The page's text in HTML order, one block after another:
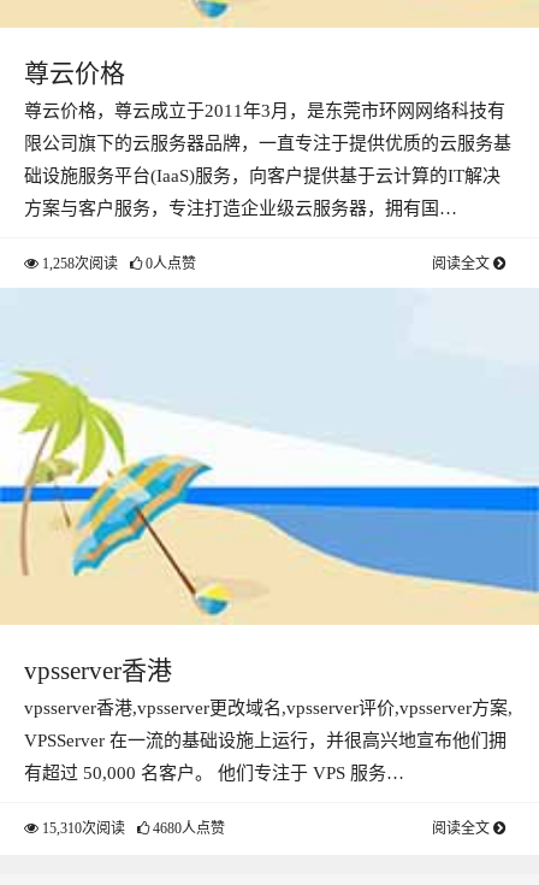
尊云价格
尊云价格，尊云成立于2011年3月，是东莞市环网网络科技有
限公司旗下的云服务器品牌，一直专注于提供优质的云服务基
础设施服务平台(IaaS)服务，向客户提供基于云计算的IT解决
方案与客户服务，专注打造企业级云服务器，拥有国…
1,258次阅读 0人点赞 阅读全文
vpsserver香港
vpsserver香港,vpsserver更改域名,vpsserver评价,vpsserver方案,
VPSServer 在一流的基础设施上运行，并很高兴地宣布他们拥
有超过 50,000 名客户。 他们专注于 VPS 服务…
15,310次阅读 4680人点赞 阅读全文